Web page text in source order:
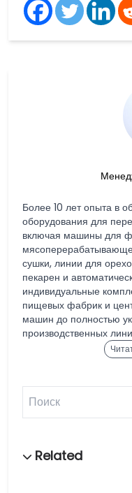
Более 10 лет опыта в
оборудования для
включая машины для
сушки, линии для
пекарен и
индивидуальные
пищевых фабрик и
машин до полностью
производственных